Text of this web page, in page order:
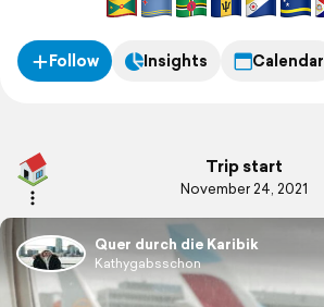
Follow Insights Calendar
Trip start
November 24, 2021
Quer durch die Karibik
Kathygabsschon